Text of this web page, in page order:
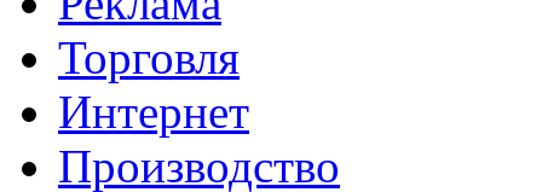
Торговля
Интернет
Производство